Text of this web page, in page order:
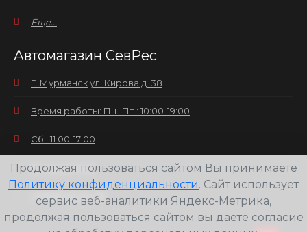
Еще...
Автомагазин СевРес
Г. Мурманск ул. Кирова д. 38
Время работы: Пн.-Пт.: 10:00-19:00
Сб.: 11:00-17:00
Вс.: выходной
+7(8152) 25-30-58
Продолжая пользоваться сайтом Вы принимаете
Политику конфиденциальности. Сайт использует
сервис веб-аналитики Яндекс-Метрика,
продолжая пользоваться сайтом вы даете согласие